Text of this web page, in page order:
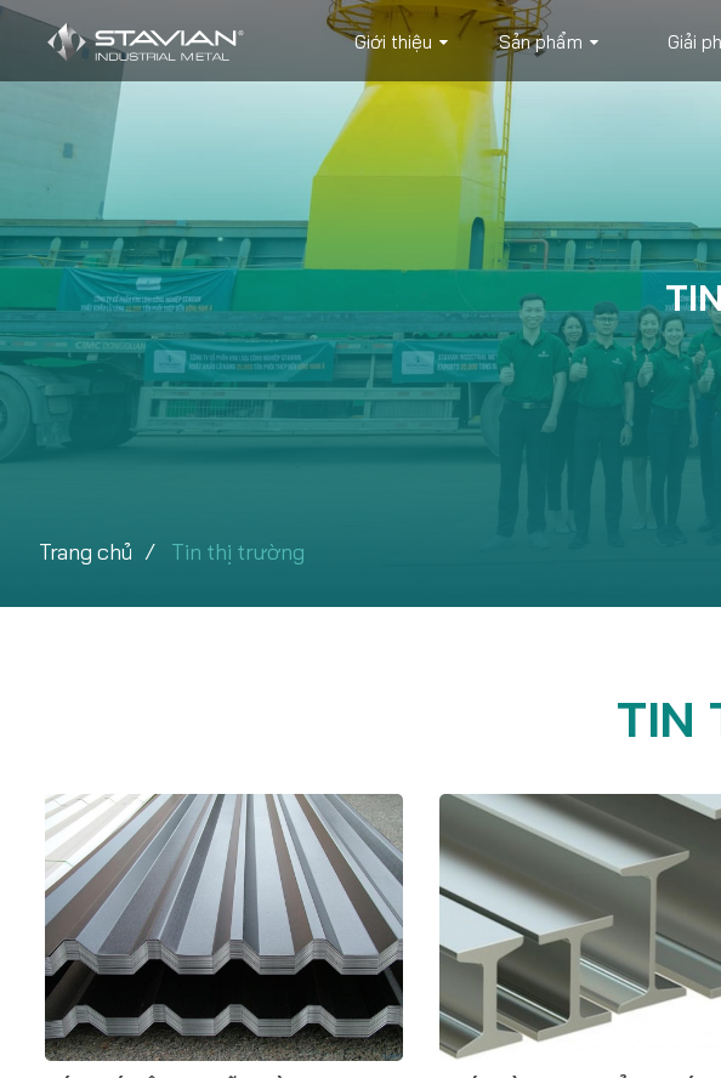
Giới thiệu Sản phẩm Giải
Trang chủ Tin thị trường
TIN